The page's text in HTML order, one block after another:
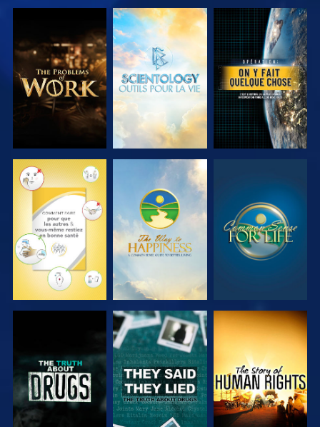
DÉCOUVRIR
LES SÉRIES
DÉCOUVRIR
LES SÉRIES
REGARDER
REGARDER REGARDER REGARDER
REGARDER REGARDER